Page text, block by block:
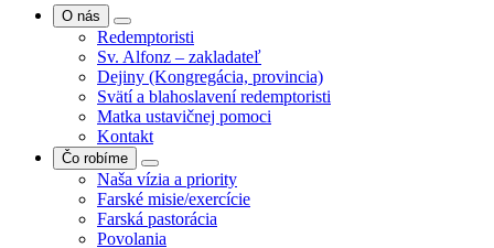
O nás
Redemptoristi
Sv. Alfonz – zakladateľ
Dejiny (Kongregácia, provincia)
Svätí a blahoslavení redemptoristi
Matka ustavičnej pomoci
Kontakt
Čo robíme
Naša vízia a priority
Farské misie/exercície
Farská pastorácia
Povolania